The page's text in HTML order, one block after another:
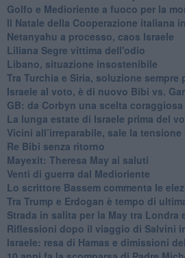
Golfo e Medioriente a fuoco per la
Il Natale della Cooperazione italiana
Netanyahu a processo, caos Israele
Liliana Segre vittima dell'odio
Libano, situazione insostenibile
Tra Turchia e Siria, soluzione sempre
Israele al voto, è di nuovo Bibi vs.
GB: da Corbyn una scelta
La lunga estate di Israele prima del
Vicini all’irreparabile, sale la
Re Bibi senza ritorno
Mayexit: Theresa May ai saluti
Venti di guerra dal Medioriente
Lo scrittore Bassem commenta le
Tra Trump e Erdogan è tempo di
Strada in salita per la May tra Londra
Riflessioni dopo il viaggio di Salvini
Israele: resa di Hamas e dimissioni